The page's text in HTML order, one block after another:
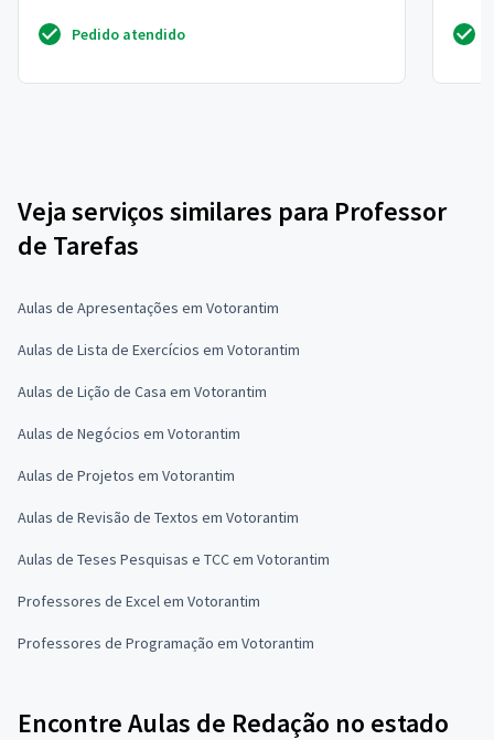
Pedido atendido
Veja serviços similares para Professor
de Tarefas
Aulas de Apresentações em Votorantim
Aulas de Lista de Exercícios em Votorantim
Aulas de Lição de Casa em Votorantim
Aulas de Negócios em Votorantim
Aulas de Projetos em Votorantim
Aulas de Revisão de Textos em Votorantim
Aulas de Teses Pesquisas e TCC em Votorantim
Professores de Excel em Votorantim
Professores de Programação em Votorantim
Encontre Aulas de Redação no estado